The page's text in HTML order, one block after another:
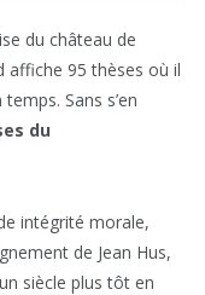
du château de
affiche 95 thèses où il
Sans s’en
du
intégrité morale,
de Jean Hus,
siècle plus tôt en